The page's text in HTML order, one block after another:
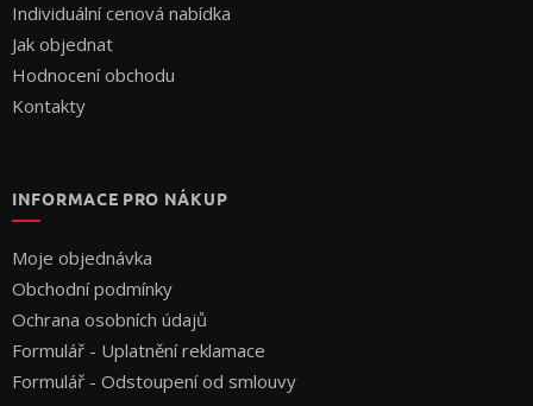
Individuální cenová nabídka
Jak objednat
Hodnocení obchodu
Kontakty
INFORMACE PRO NÁKUP
Moje objednávka
Obchodní podmínky
Ochrana osobních údajů
Formulář - Uplatnění reklamace
Formulář - Odstoupení od smlouvy